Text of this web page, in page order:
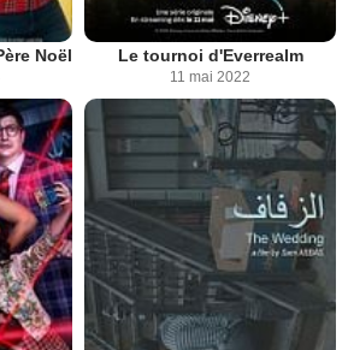
Noël Le tournoi d'Everrealm
11 mai 2022